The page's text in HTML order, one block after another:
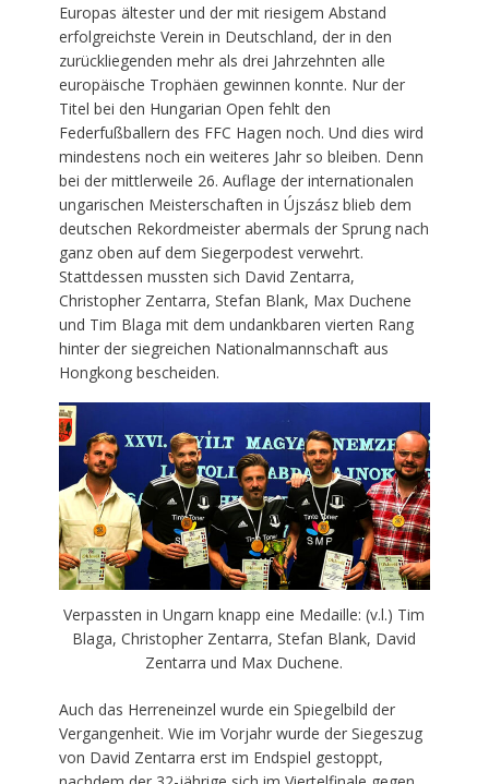
Europas ältester und der mit riesigem Abstand
erfolgreichste Verein in Deutschland, der in den
zurückliegenden mehr als drei Jahrzehnten alle
europäische Trophäen gewinnen konnte. Nur der
Titel bei den Hungarian Open fehlt den
Federfußballern des FFC Hagen noch. Und dies wird
mindestens noch ein weiteres Jahr so bleiben. Denn
bei der mittlerweile 26. Auflage der internationalen
ungarischen Meisterschaften in Újszász blieb dem
deutschen Rekordmeister abermals der Sprung nach
ganz oben auf dem Siegerpodest verwehrt.
Stattdessen mussten sich David Zentarra,
Christopher Zentarra, Stefan Blank, Max Duchene
und Tim Blaga mit dem undankbaren vierten Rang
hinter der siegreichen Nationalmannschaft aus
Hongkong bescheiden.
Verpassten in Ungarn knapp eine Medaille: (v.l.) Tim
Blaga, Christopher Zentarra, Stefan Blank, David
Zentarra und Max Duchene.
Auch das Herreneinzel wurde ein Spiegelbild der
Vergangenheit. Wie im Vorjahr wurde der Siegeszug
von David Zentarra erst im Endspiel gestoppt,